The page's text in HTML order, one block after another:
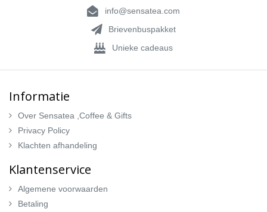
info@sensatea.com
Brievenbuspakket
Unieke cadeaus
Informatie
Over Sensatea ,Coffee & Gifts
Privacy Policy
Klachten afhandeling
Klantenservice
Algemene voorwaarden
Betaling